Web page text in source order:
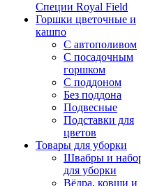
Специи Royal Field
Горшки цветочные и
кашпо
С автополивом
С посадочным
горшком
С поддоном
Без поддона
Подвесные
Подставки для
цветов
Товары для уборки
Швабры и
для уборки
Вёдра, ковши и